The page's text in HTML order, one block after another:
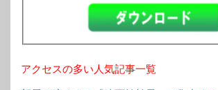
アクセスの多い人気記事一覧